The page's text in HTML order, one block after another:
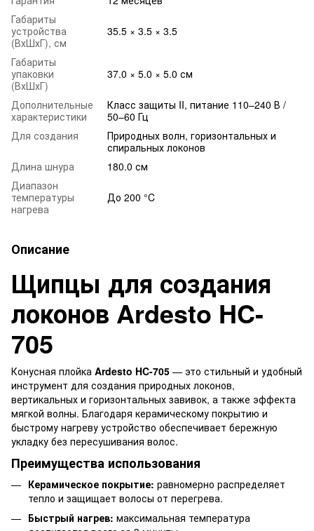
Габариты
устройства
(ВхШхГ), см
35.5 × 3.5 × 3.5
Габариты
упаковки
(ВхШхГ)
37.0 × 5.0 × 5.0 см
Дополнительные
характеристики
Класс защиты II, питание 110–240 В /
50–60 Гц
Для создания
Природных волн, горизонтальных и
спиральных локонов
Длина шнура
180.0 см
Диапазон
температуры
нагрева
До 200 °C
Описание
Щипцы для создания
локонов Ardesto HC-
705
Конусная плойка Ardesto HC-705 — это стильный и удобный
инструмент для создания природных локонов,
вертикальных и горизонтальных завивок, а также эффекта
мягкой волны. Благодаря керамическому покрытию и
быстрому нагреву устройство обеспечивает бережную
укладку без пересушивания волос.
Преимущества использования
Керамическое покрытие: равномерно распределяет
тепло и защищает волосы от перегрева.
Быстрый нагрев: максимальная температура